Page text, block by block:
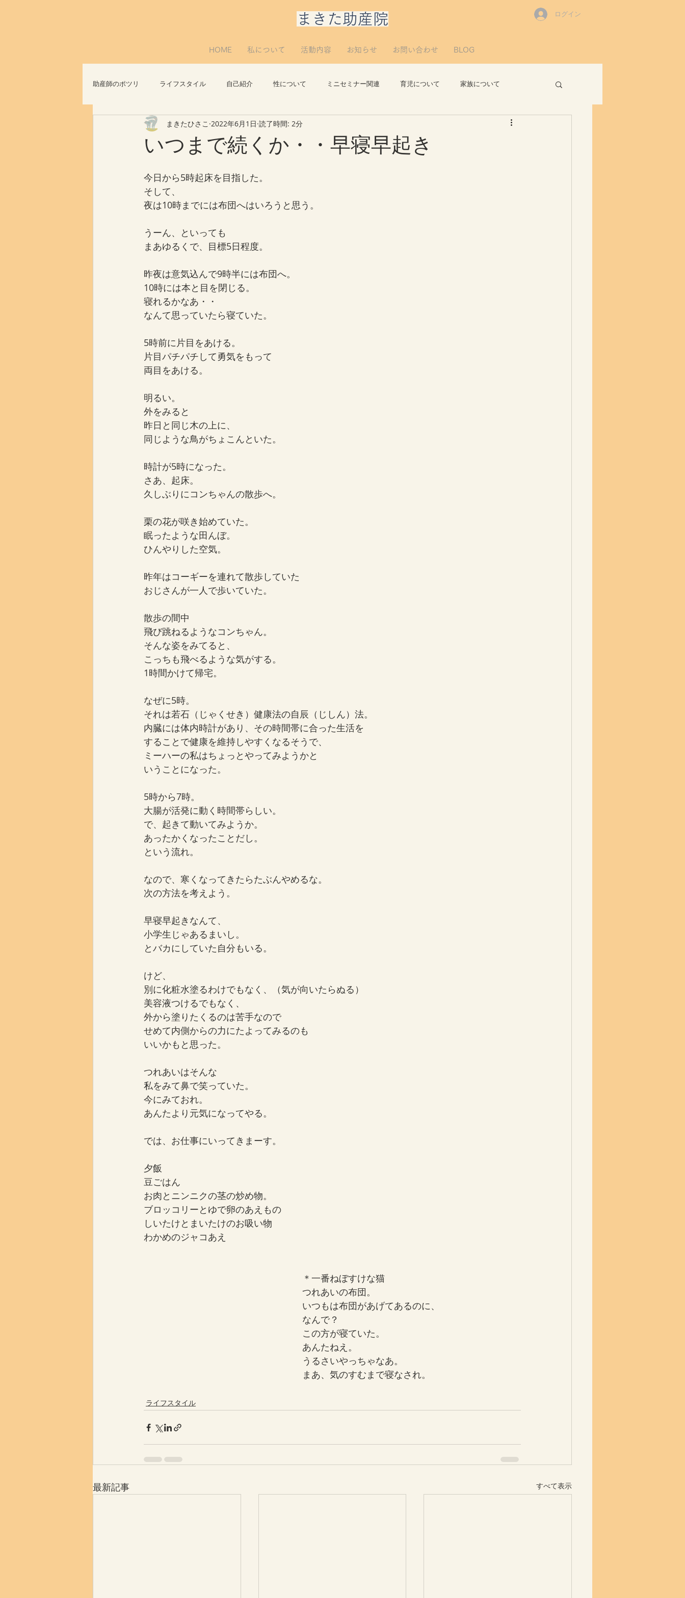
​まきた助産院 ログイン
HOME 私について 活動内容 お知らせ お問い合わせ BLOG
助産師のポツリ ライフスタイル 自己紹介 性について ミニセミナー関連 育児について 家族について
おっぱいについて 思い出 講義について
いつまで続くか・・早寝早起き
まきたひさこ 2022年6月1日 読了時間: 2分
今日から5時起床を目指した。
そして、
夜は10時までには布団へはいろうと思う。
うーん、といっても
まあゆるくで、目標5日程度。
昨夜は意気込んで9時半には布団へ。
10時には本と目を閉じる。
寝れるかなあ・・
なんて思っていたら寝ていた。
5時前に片目をあける。
片目パチパチして勇気をもって
両目をあける。
明るい。
外をみると
昨日と同じ木の上に、
同じような鳥がちょこんといた。
時計が5時になった。
さあ、起床。
久しぶりにコンちゃんの散歩へ。
栗の花が咲き始めていた。
眠ったような田んぼ。
ひんやりした空気。
昨年はコーギーを連れて散歩していた
おじさんが一人で歩いていた。
散歩の間中
飛び跳ねるようなコンちゃん。
そんな姿をみてると、
こっちも飛べるような気がする。
1時間かけて帰宅。
なぜに5時。
それは若石（じゃくせき）健康法の自辰（じしん）法。
内臓には体内時計があり、その時間帯に合った生活を
することで健康を維持しやすくなるそうで、
ミーハーの私はちょっとやってみようかと
いうことになった。
5時から7時。
大腸が活発に動く時間帯らしい。
で、起きて動いてみようか。
あったかくなったことだし。
という流れ。
なので、寒くなってきたらたぶんやめるな。
次の方法を考えよう。
早寝早起きなんて、
小学生じゃあるまいし。
とバカにしていた自分もいる。
けど、
別に化粧水塗るわけでもなく、（気が向いたらぬる）
美容液つけるでもなく、
外から塗りたくるのは苦手なので
せめて内側からの力にたよってみるのも
いいかもと思った。
つれあいはそんな
私をみて鼻で笑っていた。
今にみておれ。
あんたより元気になってやる。
では、お仕事にいってきまーす。
夕飯
豆ごはん
お肉とニンニクの茎の炒め物。
ブロッコリーとゆで卵のあえもの
しいたけとまいたけのお吸い物
わかめのジャコあえ
＊一番ねぼすけな猫
つれあいの布団。
いつもは布団があげてあるのに、
なんで？
この方が寝ていた。
あんたねえ。
うるさいやっちゃなあ。
まあ、気のすむまで寝なされ。
ライフスタイル
最新記事 すべて表示